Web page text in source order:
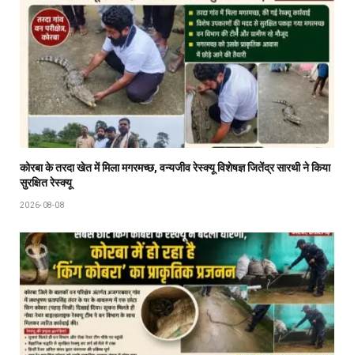
कोरबा के तरदा खेत में मिला मगरमच्छ, वन्यजीव रेस्क्यू विशेषज्ञ जितेंद्र सारथी ने किया
सुरक्षित रेस्क्यू
2026-08-08